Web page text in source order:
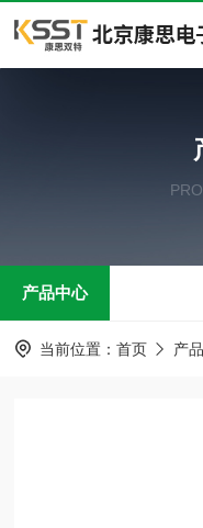
产品中心
当前位置： 首页 产